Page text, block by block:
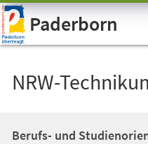
Visuelle
Assistenzsoftware
öffnen.Paderborn
NRW-
Berufs- und